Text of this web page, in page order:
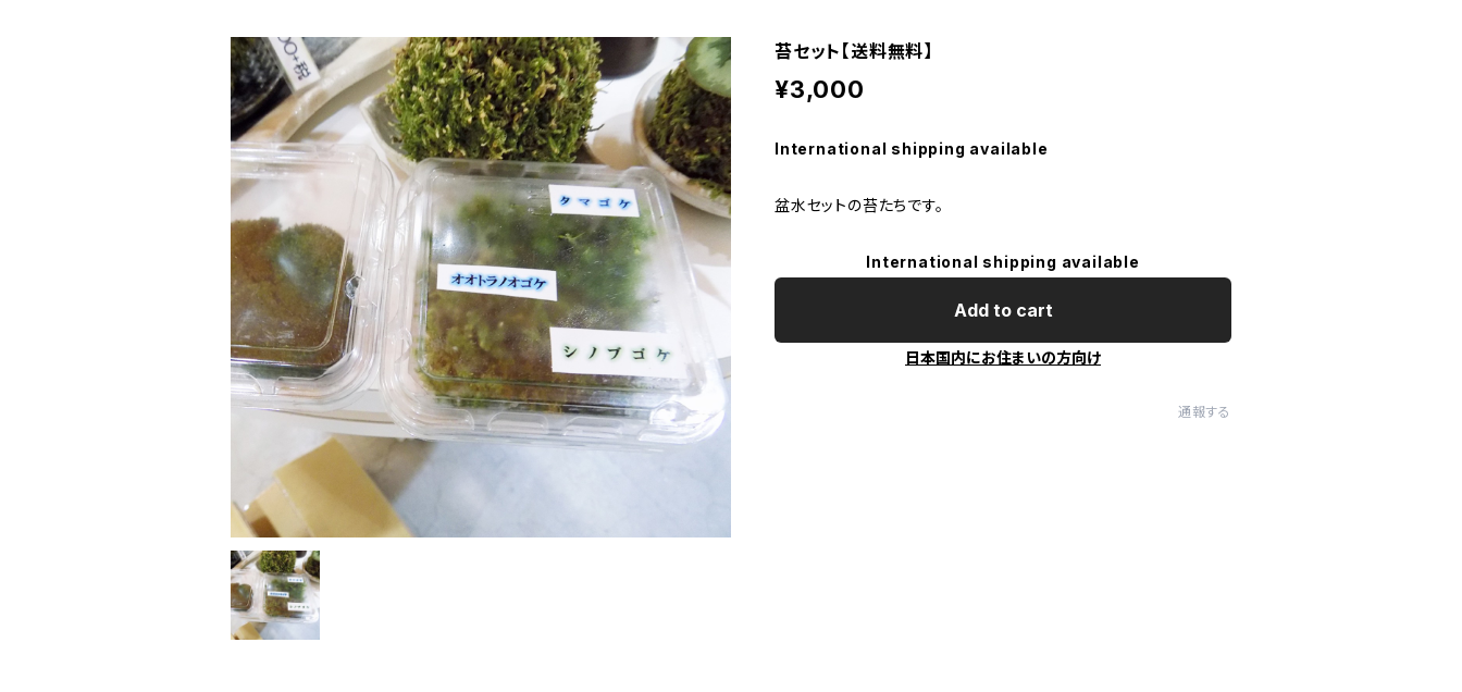
苔セット【送料無料】
¥3,000
International shipping available
盆水セットの苔たちです。
International shipping available
Add to cart
日本国内にお住まいの方向け
通報する